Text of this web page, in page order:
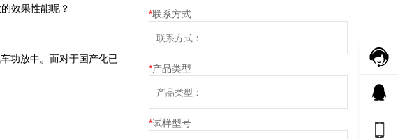
效果性能呢？
功放中。而对于国产化已
*联系方式
*产品类型
*试样型号
